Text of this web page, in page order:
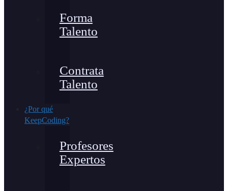
Forma
Talento
Contrata
Talento
¿Por qué
KeepCoding?
Profesores
Expertos